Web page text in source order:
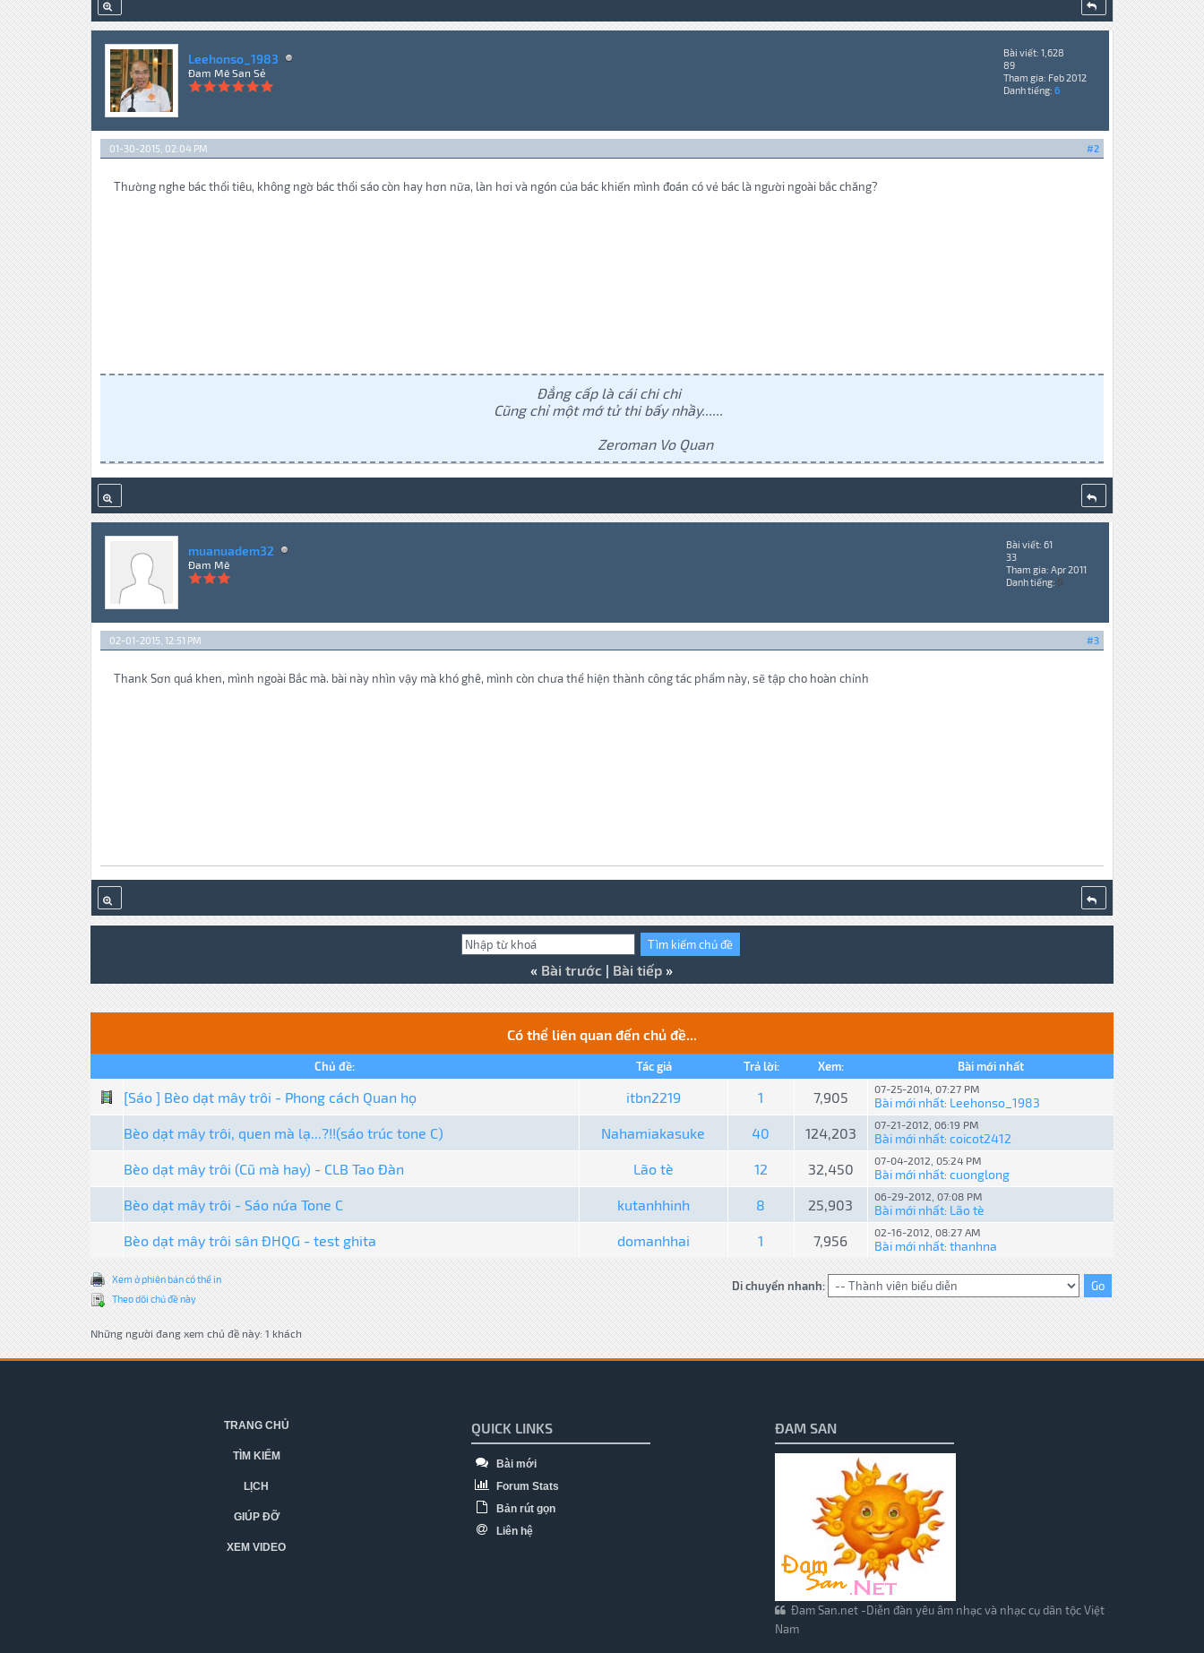
Leehonso_1983
Đam Mê San Sẻ
Bài viết: 1,628
89
Tham gia: Feb 2012
Danh tiếng: 6
#2
01-30-2015, 02:04 PM
Thường nghe bác thổi tiêu, không ngờ bác thổi sáo còn hay hơn nữa, làn hơi và ngón của bác khiến mình đoán có vẻ bác là người ngoài bắc chăng?
Đẳng cấp là cái chi chi
Cũng chỉ một mớ tử thi bấy nhầy......
Zeroman Vo Quan
muanuadem32
Đam Mê
Bài viết: 61
33
Tham gia: Apr 2011
Danh tiếng: 0
#3
02-01-2015, 12:51 PM
Thank Sơn quá khen, mình ngoài Bắc mà. bài này nhìn vậy mà khó ghê, mình còn chưa thể hiện thành công tác phẩm này, sẽ tập cho hoàn chỉnh
« Bài trước | Bài tiếp »
Có thể liên quan đến chủ đề...
Chủ đề: Tác giả Trả lời: Xem: Bài mới nhất
[Sáo ] Bèo dạt mây trôi - Phong cách Quan họ itbn2219 1 7,905 07-25-2014, 07:27 PM
Bài mới nhất: Leehonso_1983
Bèo dạt mây trôi, quen mà lạ...?!!(sáo trúc tone C) Nahamiakasuke 40 124,203 07-21-2012, 06:19 PM
Bài mới nhất: coicot2412
Bèo dạt mây trôi (Cũ mà hay) - CLB Tao Đàn Lão tè 12 32,450 07-04-2012, 05:24 PM
Bài mới nhất: cuonglong
Bèo dạt mây trôi - Sáo nứa Tone C kutanhhinh 8 25,903 06-29-2012, 07:08 PM
Bài mới nhất: Lão tè
Bèo dạt mây trôi sân ĐHQG - test ghita domanhhai 1 7,956 02-16-2012, 08:27 AM
Bài mới nhất: thanhna
Xem ở phiên bản có thể in
Theo dõi chủ đề này
Di chuyển nhanh:
Những người đang xem chủ đề này: 1 khách
TRANG CHỦ
TÌM KIẾM
LỊCH
GIÚP ĐỠ
XEM VIDEO
QUICK LINKS
Bài mới
Forum Stats
Bản rút gọn
Liên hệ
ĐAM SAN
Đam San.net -Diễn đàn yêu âm nhạc và nhạc cụ dân tộc Việt
Nam